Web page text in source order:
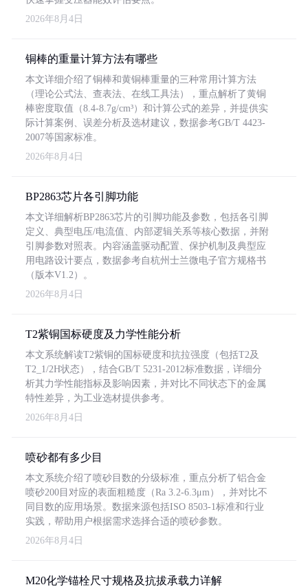
2026年8月4日
铜棒的重量计算方法有哪些
本文详细介绍了铜棒和黄铜棒重量的三种常用计算方法
（理论公式法、查表法、在线工具法），重点解析了黄铜
棒密度取值（8.4-8.7g/cm³）和计算公式的差异，并提供实
际计算案例、误差分析及选材建议，数据参考GB/T 4423-
2007等国家标准。
2026年8月4日
BP2863芯片各引脚功能
本文详细解析BP2863芯片的引脚功能及参数，包括各引脚
定义、典型电压/电流值、内部逻辑关系等核心数据，并附
引脚参数对照表。内容涵盖驱动配置、保护机制及典型应
用电路设计要点，数据参考自杭州士兰微电子官方规格书
（版本V1.2）。
2026年8月4日
T2紫铜国标硬度及力学性能分析
本文系统解读T2紫铜的国标硬度和抗拉强度（包括T2及
T2_1/2H状态），结合GB/T 5231-2012标准数据，详细分
析其力学性能指标及影响因素，并对比不同状态下的金属
特性差异，为工业选材提供参考。
2026年8月4日
喷砂都有多少目
本文系统介绍了喷砂目数的分级标准，重点分析了铝合金
喷砂200目对应的表面粗糙度（Ra 3.2-6.3μm），并对比不
同目数的应用场景。数据来源包括ISO 8503-1标准和行业
实践，帮助用户根据需求选择合适的喷砂参数。
2026年8月4日
M20化学锚栓尺寸规格及抗拔承载力详解